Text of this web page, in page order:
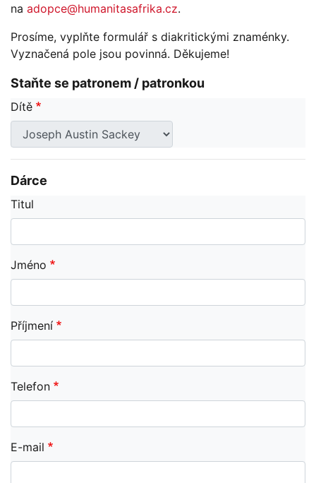
na adopce@humanitasafrika.cz.
Prosíme, vyplňte formulář s diakritickými znaménky.
Vyznačená pole jsou povinná. Děkujeme!
Staňte se patronem / patronkou
Dítě
Dárce
Titul
Jméno
Příjmení
Telefon
E-mail